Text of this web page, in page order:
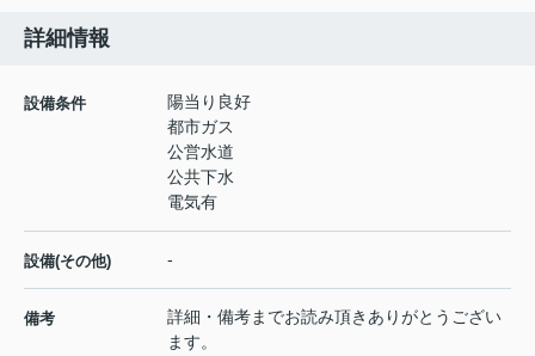
詳細情報
設備条件
陽当り良好
都市ガス
公営水道
公共下水
電気有
設備(その他) -
備考
詳細・備考までお読み頂きありがとうござい
ます。